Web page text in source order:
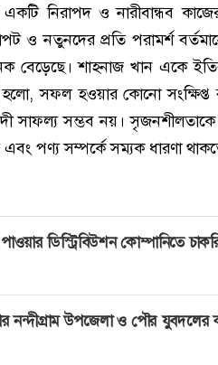
নিরাপদ ও নারীবান্ধব
ও নতুনদের প্রতি পরামর্শ
বেড়েছে। শাহনাজ খান একে
হলো, সফল হওয়ার কোনো সংক্ষিপ্ত
সাফল্য সম্ভব নয়।
পণ্য সম্পর্কে সম্যক ধারণা
ডিস্ট্রিবিউশন কোম্পানিতে
নন্দীগ্রাম উপজেলা ও পৌর যুবদলের